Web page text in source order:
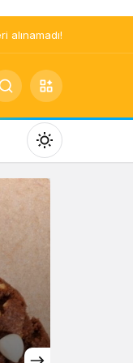
alınamadı!
Mod
değiştir